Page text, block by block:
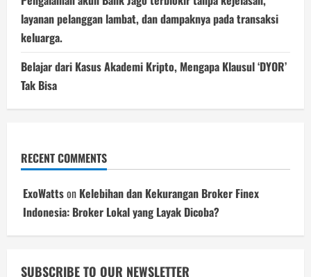
layanan pelanggan lambat, dan dampaknya pada transaksi
keluarga.
Belajar dari Kasus Akademi Kripto, Mengapa Klausul ‘DYOR’
Tak Bisa
RECENT COMMENTS
ExoWattson Kelebihan dan Kekurangan Broker Finex
Indonesia: Broker Lokal yang Layak Dicoba?
SUBSCRIBE TO OUR NEWSLETTER